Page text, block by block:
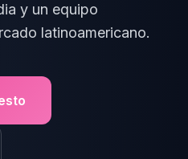
y un equipo
latinoamericano.